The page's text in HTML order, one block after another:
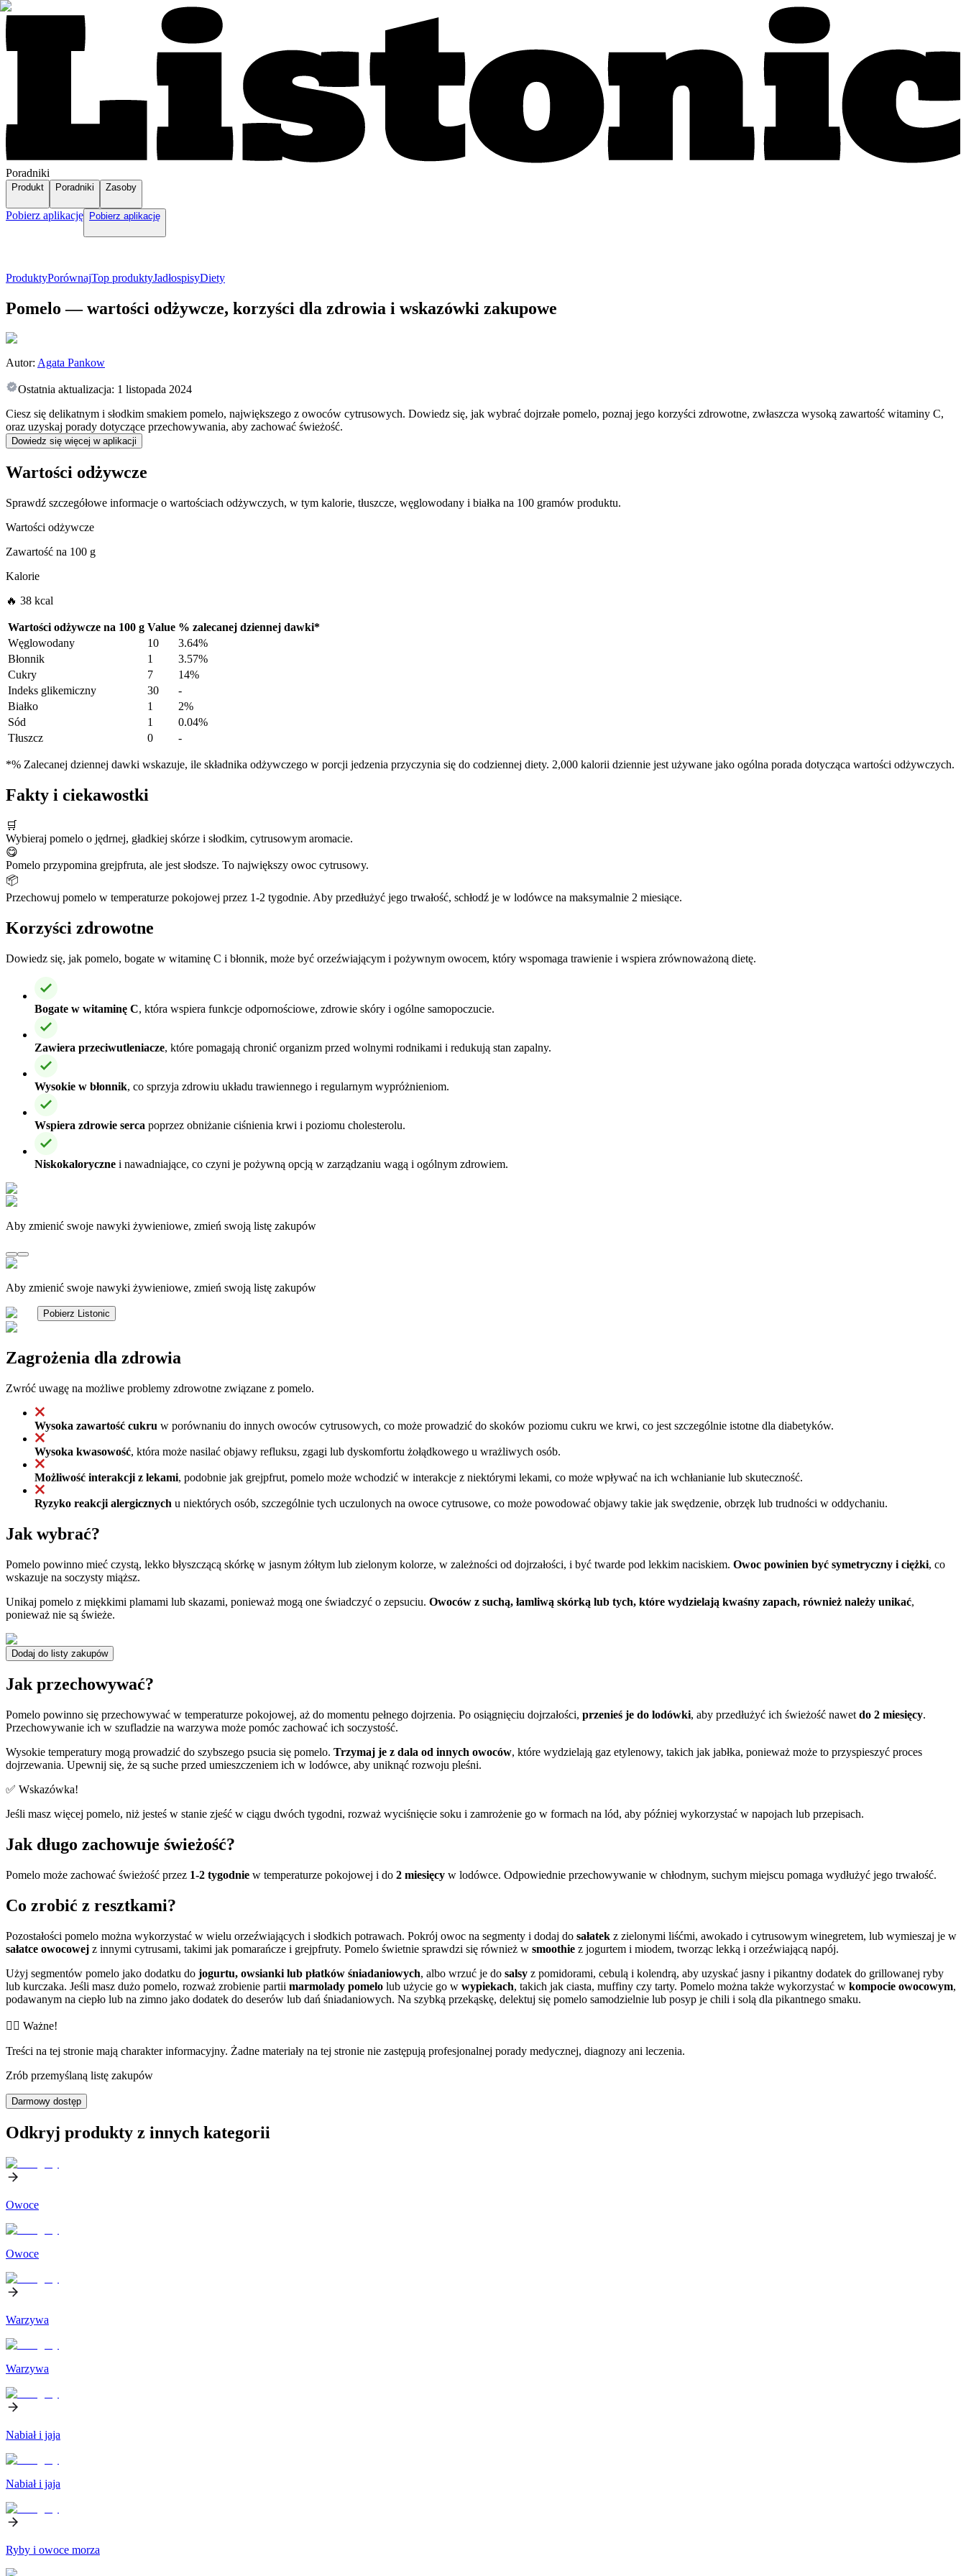
Poradniki
Produkt Poradniki Zasoby
Pobierz aplikację Pobierz aplikację
ProduktyPorównajTop produktyJadłospisyDiety
Pomelo — wartości odżywcze, korzyści dla zdrowia i wskazówki zakupowe
Autor: Agata Pankow
Ostatnia aktualizacja: 1 listopada 2024
Ciesz się delikatnym i słodkim smakiem pomelo, największego z owoców cytrusowych. Dowiedz się, jak wybrać dojrzałe pomelo, poznaj jego korzyści zdrowotne, zwłaszcza wysoką zawartość witaminy C,
oraz uzyskaj porady dotyczące przechowywania, aby zachować świeżość.
Dowiedz się więcej w aplikacji
Wartości odżywcze
Sprawdź szczegółowe informacje o wartościach odżywczych, w tym kalorie, tłuszcze, węglowodany i białka na 100 gramów produktu.
Wartości odżywcze
Zawartość na 100 g
Kalorie
🔥 38 kcal
Wartości odżywcze na 100 g Value % zalecanej dziennej dawki*
Węglowodany
10
3.64%
Błonnik
1
3.57%
Cukry
7
14%
Indeks glikemiczny
30
-
Białko
1
2%
Sód
1
0.04%
Tłuszcz
0 -
*% Zalecanej dziennej dawki wskazuje, ile składnika odżywczego w porcji jedzenia przyczynia się do codziennej diety. 2,000 kalorii dziennie jest używane jako ogólna porada dotycząca wartości odżywczych.
Fakty i ciekawostki
🛒
Wybieraj pomelo o jędrnej, gładkiej skórze i słodkim, cytrusowym aromacie.
😋
Pomelo przypomina grejpfruta, ale jest słodsze. To największy owoc cytrusowy.
📦
Przechowuj pomelo w temperaturze pokojowej przez 1-2 tygodnie. Aby przedłużyć jego trwałość, schłodź je w lodówce na maksymalnie 2 miesiące.
Korzyści zdrowotne
Dowiedz się, jak pomelo, bogate w witaminę C i błonnik, może być orzeźwiającym i pożywnym owocem, który wspomaga trawienie i wspiera zrównoważoną dietę.
Bogate w witaminę C, która wspiera funkcje odpornościowe, zdrowie skóry i ogólne samopoczucie.
Zawiera przeciwutleniacze, które pomagają chronić organizm przed wolnymi rodnikami i redukują stan zapalny.
Wysokie w błonnik, co sprzyja zdrowiu układu trawiennego i regularnym wypróżnieniom.
Wspiera zdrowie serca poprzez obniżanie ciśnienia krwi i poziomu cholesterolu.
Niskokaloryczne i nawadniające, co czyni je pożywną opcją w zarządzaniu wagą i ogólnym zdrowiem.
Aby zmienić swoje nawyki żywieniowe, zmień swoją listę zakupów
Aby zmienić swoje nawyki żywieniowe, zmień swoją listę zakupów
Pobierz Listonic
Zagrożenia dla zdrowia
Zwróć uwagę na możliwe problemy zdrowotne związane z pomelo.
Wysoka zawartość cukru w porównaniu do innych owoców cytrusowych, co może prowadzić do skoków poziomu cukru we krwi, co jest szczególnie istotne dla diabetyków.
Wysoka kwasowość, która może nasilać objawy refluksu, zgagi lub dyskomfortu żołądkowego u wrażliwych osób.
Możliwość interakcji z lekami, podobnie jak grejpfrut, pomelo może wchodzić w interakcje z niektórymi lekami, co może wpływać na ich wchłanianie lub skuteczność.
Ryzyko reakcji alergicznych u niektórych osób, szczególnie tych uczulonych na owoce cytrusowe, co może powodować objawy takie jak swędzenie, obrzęk lub trudności w oddychaniu.
Jak wybrać?
Pomelo powinno mieć czystą, lekko błyszczącą skórkę w jasnym żółtym lub zielonym kolorze, w zależności od dojrzałości, i być twarde pod lekkim naciskiem. Owoc powinien być symetryczny i ciężki, co
wskazuje na soczysty miąższ.
Unikaj pomelo z miękkimi plamami lub skazami, ponieważ mogą one świadczyć o zepsuciu. Owoców z suchą, łamliwą skórką lub tych, które wydzielają kwaśny zapach, również należy unikać,
ponieważ nie są świeże.
Dodaj do listy zakupów
Jak przechowywać?
Pomelo powinno się przechowywać w temperaturze pokojowej, aż do momentu pełnego dojrzenia. Po osiągnięciu dojrzałości, przenieś je do lodówki, aby przedłużyć ich świeżość nawet do 2 miesięcy.
Przechowywanie ich w szufladzie na warzywa może pomóc zachować ich soczystość.
Wysokie temperatury mogą prowadzić do szybszego psucia się pomelo. Trzymaj je z dala od innych owoców, które wydzielają gaz etylenowy, takich jak jabłka, ponieważ może to przyspieszyć proces
dojrzewania. Upewnij się, że są suche przed umieszczeniem ich w lodówce, aby uniknąć rozwoju pleśni.
✅ Wskazówka!
Jeśli masz więcej pomelo, niż jesteś w stanie zjeść w ciągu dwóch tygodni, rozważ wyciśnięcie soku i zamrożenie go w formach na lód, aby później wykorzystać w napojach lub przepisach.
Jak długo zachowuje świeżość?
Pomelo może zachować świeżość przez 1-2 tygodnie w temperaturze pokojowej i do 2 miesięcy w lodówce. Odpowiednie przechowywanie w chłodnym, suchym miejscu pomaga wydłużyć jego trwałość.
Co zrobić z resztkami?
Pozostałości pomelo można wykorzystać w wielu orzeźwiających i słodkich potrawach. Pokrój owoc na segmenty i dodaj do sałatek z zielonymi liśćmi, awokado i cytrusowym winegretem, lub wymieszaj je w
sałatce owocowej z innymi cytrusami, takimi jak pomarańcze i grejpfruty. Pomelo świetnie sprawdzi się również w smoothie z jogurtem i miodem, tworząc lekką i orzeźwiającą napój.
Użyj segmentów pomelo jako dodatku do jogurtu, owsianki lub płatków śniadaniowych, albo wrzuć je do salsy z pomidorami, cebulą i kolendrą, aby uzyskać jasny i pikantny dodatek do grillowanej ryby
lub kurczaka. Jeśli masz dużo pomelo, rozważ zrobienie partii marmolady pomelo lub użycie go w wypiekach, takich jak ciasta, muffiny czy tarty. Pomelo można także wykorzystać w kompocie owocowym,
podawanym na ciepło lub na zimno jako dodatek do deserów lub dań śniadaniowych. Na szybką przekąskę, delektuj się pomelo samodzielnie lub posyp je chili i solą dla pikantnego smaku.
👨‍⚕️️ Ważne!
Treści na tej stronie mają charakter informacyjny. Żadne materiały na tej stronie nie zastępują profesjonalnej porady medycznej, diagnozy ani leczenia.
Zrób przemyślaną listę zakupów
Darmowy dostęp
Odkryj produkty z innych kategorii
Owoce
Owoce
Warzywa
Warzywa
Nabiał i jaja
Nabiał i jaja
Ryby i owoce morza